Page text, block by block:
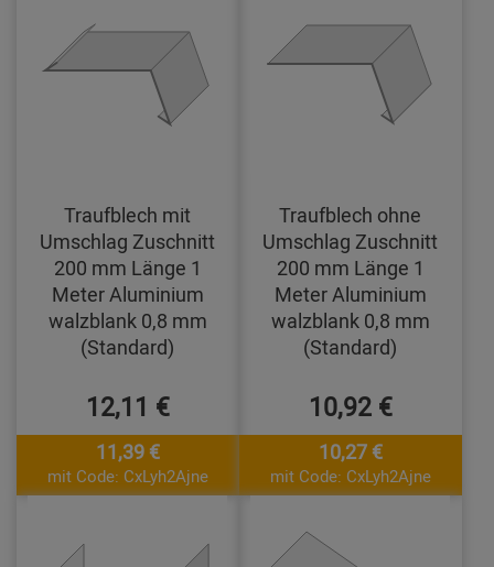
Traufblech mit
Umschlag Zuschnitt
200 mm Länge 1
Meter Aluminium
walzblank 0,8 mm
(Standard)
12,11 €
11,39 €
mit Code: CxLyh2Ajne
Traufblech ohne
Umschlag Zuschnitt
200 mm Länge 1
Meter Aluminium
walzblank 0,8 mm
(Standard)
10,92 €
10,27 €
mit Code: CxLyh2Ajne